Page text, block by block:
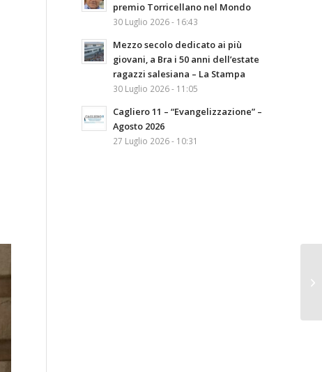
premio Torricellano nel Mondo
30 Luglio 2026 - 16:43
Mezzo secolo dedicato ai più
giovani, a Bra i 50 anni dell’estate
ragazzi salesiana – La Stampa
30 Luglio 2026 - 11:05
Cagliero 11 – “Evangelizzazione” –
Agosto 2026
27 Luglio 2026 - 10:31